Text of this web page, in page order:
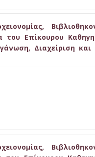
του Eπίκουρου
Διαχείριση και